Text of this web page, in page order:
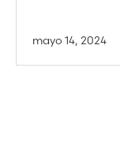
mayo 14, 2024